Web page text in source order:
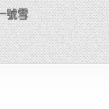
號雪